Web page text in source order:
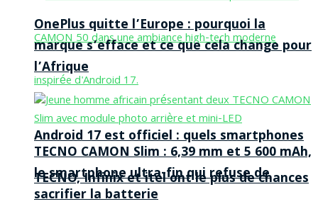
Android 17 est officiel : quels smartphones
TECNO, Infinix et itel ont le plus de chances
OnePlus quitte l’Europe : pourquoi la
marque s’efface et ce que cela change pour
l’Afrique
TECNO CAMON Slim : 6,39 mm et 5 600 mAh,
le smartphone ultra-fin qui refuse de
sacrifier la batterie